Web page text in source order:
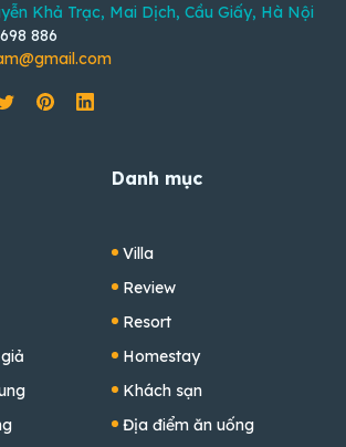
Khả Trạc, Mai Dịch, Cầu Giấy, Hà Nội
886
Danh mục
Villa
Review
Resort
Homestay
Khách sạn
Địa điểm ăn uống